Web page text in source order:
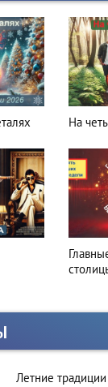
Куда
Летние традиции